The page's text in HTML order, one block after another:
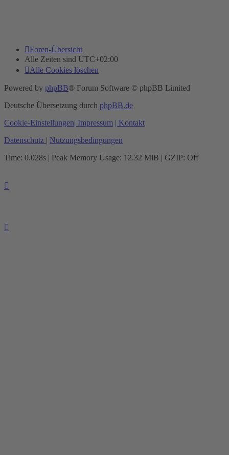
Foren-Übersicht
Alle Zeiten sind UTC+02:00
Alle Cookies löschen
Powered by phpBB® Forum Software © phpBB Limited
Deutsche Übersetzung durch phpBB.de
Cookie-Einstellungen| Impressum | Kontakt
Datenschutz | Nutzungsbedingungen
Time: 0.028s | Peak Memory Usage: 12.32 MiB | GZIP: Off